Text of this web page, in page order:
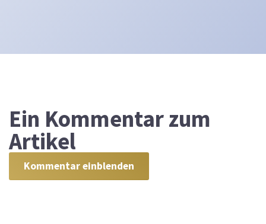
Ein Kommentar zum
Artikel
Kommentar einblenden